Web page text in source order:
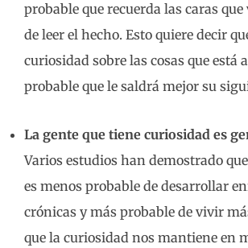
probable que recuerda las caras que
de leer el hecho. Esto quiere decir
curiosidad sobre las cosas que está
probable que le saldrá mejor su
La gente que tiene curiosidad es
Varios estudios han demostrado
es menos probable de desarrollar
crónicas y más probable de vivir
que la curiosidad nos mantiene en